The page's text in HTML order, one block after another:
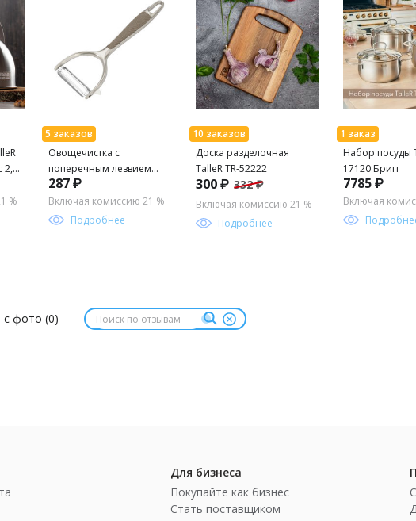
2,5
%
Овощечистка с
поперечным лезвием
TalleR TR-65141
287 ₽
Включая комиссию 21 %
Подробнее
Доска разделочная
TalleR TR-52222
300 ₽ 332 ₽
Включая комиссию 21 %
Подробнее
Набор посуды
17120 Бригг
7785 ₽
Включая
с фото (0)
Для бизнеса
Покупайте как бизнес
Стать поставщиком